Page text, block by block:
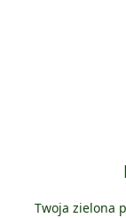
Twoja zielona